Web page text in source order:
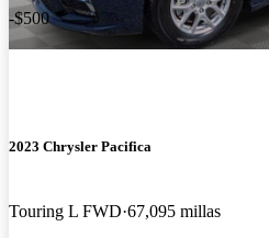
-$500
2023 Chrysler Pacifica
Touring L FWD 67,095 millas